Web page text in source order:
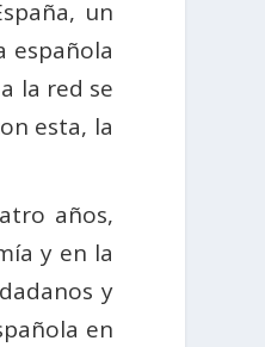
un
española
la red se
esta, la
años,
y en la
y
en